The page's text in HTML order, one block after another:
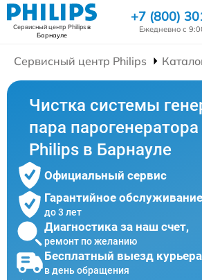
Сервисный центр Philipsв
Барнауле
+7 (800)
Ежедневно с
Сервисный центр Philips
Чистка системы
пара парогенератора
Philips в Барнауле
Официальный сервис
Гарантийное обслуживание
до 3 лет
Диагностика за наш счет,
ремонт по желанию
Бесплатный выезд курьера
в день обращения